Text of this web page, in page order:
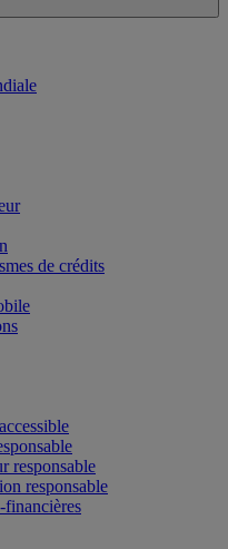
de crédits
responsable
responsable